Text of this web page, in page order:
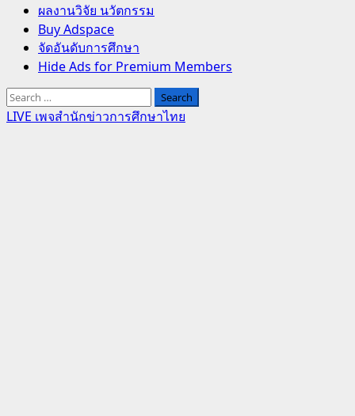
ผลงานวิจัย นวัตกรรม
Buy Adspace
จัดอันดับการศึกษา
Hide Ads for Premium Members
Search
for:
LIVE เพจสำนักข่าวการศึกษาไทย